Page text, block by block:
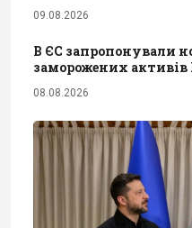
09.08.2026
В ЄС запропонували
заморожених активів
08.08.2026